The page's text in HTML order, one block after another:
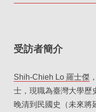
受訪者簡介
Shih-Chieh Lo 羅士傑
士，現職為臺灣大學歷
晚清到民國史（未來將